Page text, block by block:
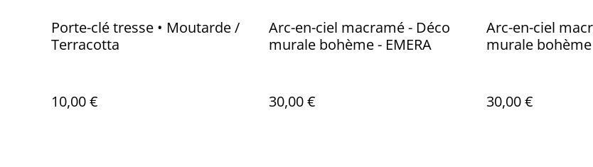
Porte-clé tresse • Moutarde /
Terracotta
10,00 €
Arc-en-ciel macramé - Déco
murale bohème - EMERA
30,00 €
Arc-en-ciel
murale bohème
30,00 €